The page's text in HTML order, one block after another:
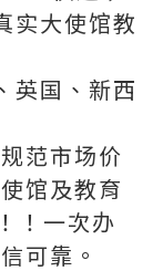
实大使馆教
英国、新西
范市场价
馆及教育
！一次办
可靠。